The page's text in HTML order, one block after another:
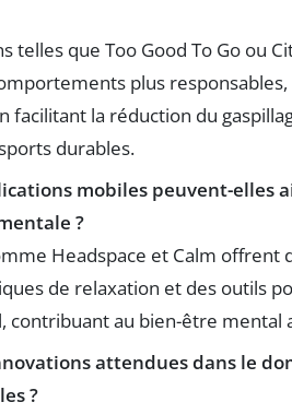
telles que Too Good To Go ou
plus
facilitant la réduction du
durables.
mobiles peuvent-elles
?
Headspace et Calm offrent
de relaxation et des outils
contribuant au bien-être mental
attendues dans le
?